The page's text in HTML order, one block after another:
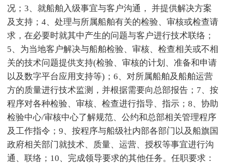
况；3、就船舶入级事宜与客户沟通， 并提供解决方案
及支持；4、处理与所属船舶有关的检验、审核或检查请
求，在必要时就其中产生的问题与客户进行技术联络；
5、为当地客户解决与船舶检验、审核、检查相关或不相
关的技术问题提供支持(检验、审核的计划、准备和申请
以及数字平台应用支持等)；6、对所属船舶及船舶运营
方的质量进行技术监测，并根据需要向总部报告；7、按
程序对各种检验、审核、检查进行指导、指示；8、协助
检验中心/审核中心了解规范、公约和总部相关管理程序
及工作指令；9、按程序与船级社内部各部门以及船旗国
政府相关部门就技术、质量、运营、授权等事宜进行沟
通、联络；10、完成领导要求的其他任务。任职要求：